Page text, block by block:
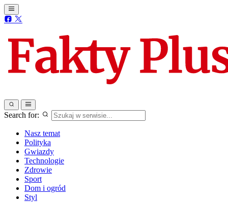
Search for:
Nasz temat
Polityka
Gwiazdy
Technologie
Zdrowie
Sport
Dom i ogród
Styl